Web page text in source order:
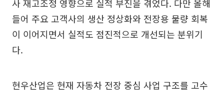
사 재고조정 영향으로 실적 부진을 겪었다. 다만 올해
들어 주요 고객사의 생산 정상화와 전장용 물량 회복
이 이어지면서 실적도 점진적으로 개선되는 분위기
다.
현우산업은 현재 자동차 전장 중심 사업 구조를 고수